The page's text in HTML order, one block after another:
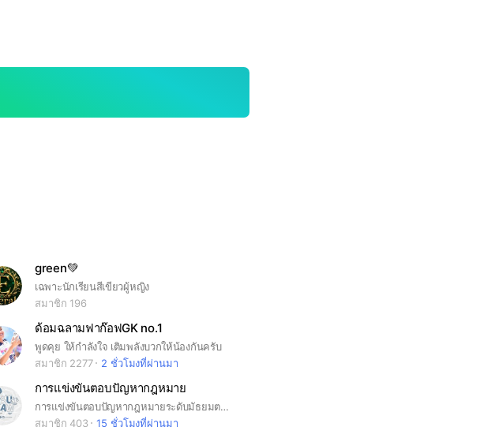
green💚
เฉพาะนักเรียนสีเขียวผู้หญิง
สมาชิก 196
ด้อมฉลามฟาก๊อฟGK no.1
พูดคุย ให้กำลังใจ เติมพลังบวกให้น้องกันครับ
สมาชิก 2277
2 ชั่วโมงที่ผ่านมา
การแข่งขันตอบปัญหากฎหมาย
การแข่งขันตอบปัญหากฎหมายระดับมัธยมตอนปลาย #คณะนิติศาสตร์ #มหาวิทยาลัยสงขลานครินทร์
สมาชิก 403
15 ชั่วโมงที่ผ่านมา